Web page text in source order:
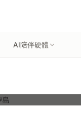
AI陪伴硬體